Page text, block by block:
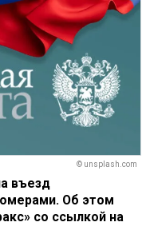
© unsplash.com
въезд
Об этом
со ссылкой на